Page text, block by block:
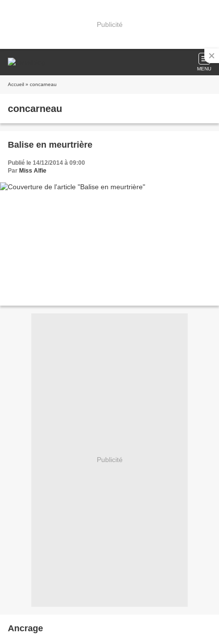
Publicité
MENU
Accueil » concarneau
concarneau
Balise en meurtrière
Publié le 14/12/2014 à 09:00
Par Miss Alfie
Publicité
Ancrage